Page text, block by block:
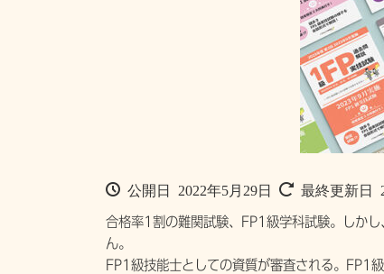
公開日 2022年5月29日 最終更新日
合格率1割の難関試験、FP1級学科試験。しか
ん。
FP1級技能士としての資質が審査される。FP1